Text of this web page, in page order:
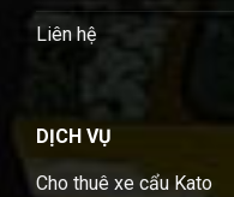
Liên hệ
DỊCH VỤ
Cho thuê xe cẩu Kato